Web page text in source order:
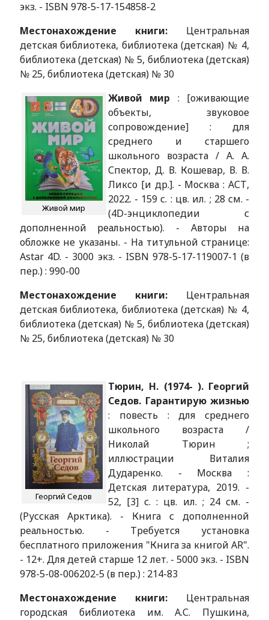
экз. - ISBN 978-5-17-154858-2
Местонахождение книги: Центральная
детская библиотека, библиотека (детская) № 4,
библиотека (детская) № 5, библиотека (детская)
№ 25, библиотека (детская) № 30
Живой мир
Живой мир : [оживающие
объекты, звуковое
сопровождение] : для
среднего и старшего
школьного возраста / А. А.
Спектор, Д. В. Кошевар, В. В.
Ликсо [и др.]. - Москва : АСТ,
2022. - 159 с. : цв. ил. ; 28 см. -
(4D-энциклопедии с
дополненной реальностью). - Авторы на
обложке не указаны. - На титульной странице:
Astar 4D. - 3000 экз. - ISBN 978-5-17-119007-1 (в
пер.) : 990-00
Местонахождение книги: Центральная
детская библиотека, библиотека (детская) № 4,
библиотека (детская) № 5, библиотека (детская)
№ 25, библиотека (детская) № 30
Георгий Седов
Тюрин, Н. (1974- ). Георгий
Седов. Гарантирую жизнью
: повесть : для среднего
школьного возраста /
Николай Тюрин ;
иллюстрации Виталия
Дударенко. - Москва :
Детская литература, 2019. -
52, [3] с. : цв. ил. ; 24 см. -
(Русская Арктика). - Книга с дополненной
реальностью. - Требуется установка
бесплатного приложения "Книга за книгой AR".
- 12+. Для детей старше 12 лет. - 5000 экз. - ISBN
978-5-08-006202-5 (в пер.) : 214-83
Местонахождение книги: Центральная
городская библиотека им. А.С. Пушкина,